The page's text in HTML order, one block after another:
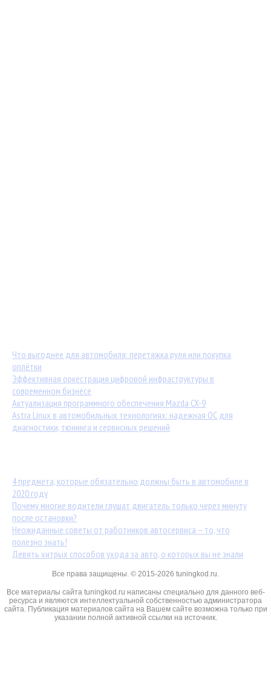
Что выгоднее для автомобиля: перетяжка руля или покупка
оплётки
Эффективная оркестрация цифровой инфраструктуры в
современном бизнесе
Актуализация программного обеспечения Mazda CX-9
Astra Linux в автомобильных технологиях: надежная ОС для
диагностики, тюнинга и сервисных решений
4 предмета, которые обязательно должны быть в автомобиле в
2020 году
Почему многие водители глушат двигатель только через минуту
после остановки?
Неожиданные советы от работников автосервиса – то, что
полезно знать!
Девять хитрых способов ухода за авто, о которых вы не знали
Все права защищены. © 2015-2026 tuningkod.ru.
Все материалы сайта tuningkod.ru написаны специально для данного веб-
ресурса и являются интеллектуальной собственностью администратора
сайта. Публикация материалов сайта на Вашем сайте возможна только при
указании полной активной ссылки на источник.